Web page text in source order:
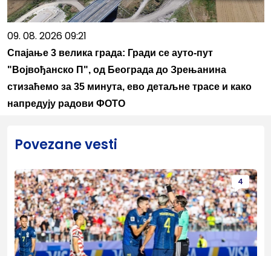
09. 08. 2026 09:21
Спајање 3 велика града: Гради се ауто-пут
"Војвођанско П", од Београда до Зрењанина
стизаћемо за 35 минута, ево детаљне трасе и како
напредују радови ФОТО
Povezane vesti
4